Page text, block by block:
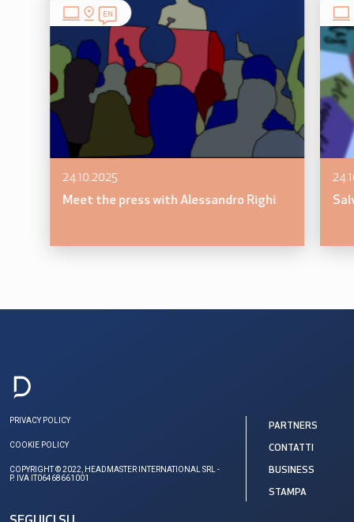
EN
24.10.2025
Meet the press with Alessandro Righi
PRIVACY POLICY
COOKIE POLICY
COPYRIGHT © 2022, HEADMASTER INTERNATIONAL SRL -
P. IVA IT06468661001
PARTNERS
CONTATTI
BUSINESS
STAMPA